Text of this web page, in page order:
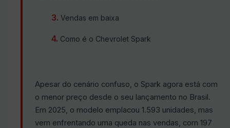
Vendas em baixa
Como é o Chevrolet Spark
Apesar do cenário confuso, o Spark agora está com
o menor preço desde o seu lançamento no Brasil.
Em 2025, o modelo emplacou 1.593 unidades, mas
vem enfrentando uma queda nas vendas, com 197